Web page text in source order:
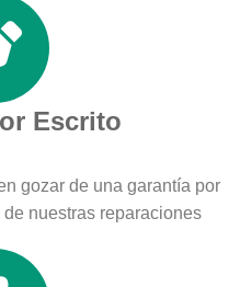
Escrito
gozar de una garantía por
nuestras reparaciones